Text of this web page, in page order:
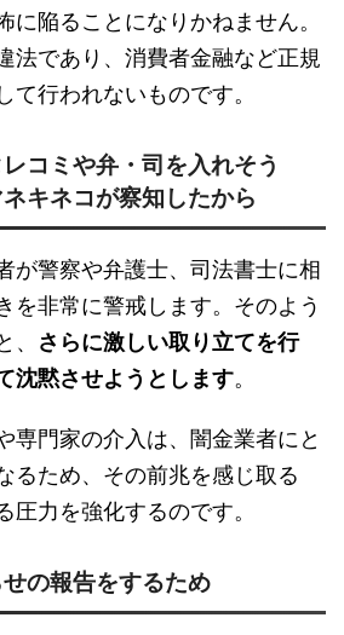
に陥ることになりかねません。
法であり、消費者金融など正規
て行われないものです。
コミや弁・司を入れそう
キネコが察知したから
が警察や弁護士、司法書士に相
を非常に警戒します。そのよう
、 さらに激しい取り立てを行
沈黙させようとします。
専門家の介入は、闇金業者にと
るため、その前兆を感じ取る
圧力を強化するのです。
の報告をするため